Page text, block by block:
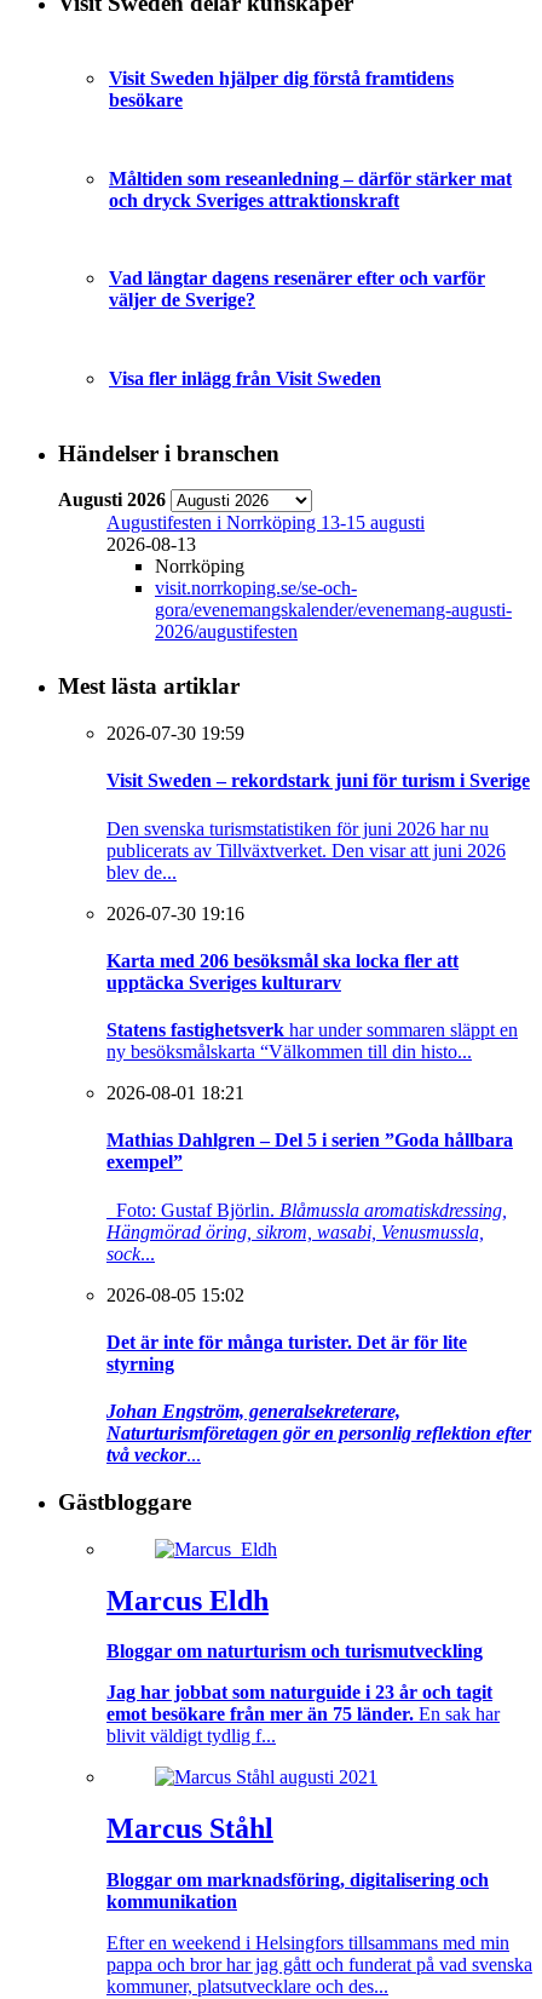
Visit Sweden hjälper dig förstå framtidens
besökare
Måltiden som reseanledning – därför stärker mat
och dryck Sveriges attraktionskraft
Vad längtar dagens resenärer efter och varför
väljer de Sverige?
Visa fler inlägg från Visit Sweden
Händelser i branschen
Augusti 2026
Augustifesten i Norrköping 13-15 augusti
2026-08-13
Norrköping
visit.norrkoping.se/se-och-
gora/evenemangskalender/evenemang-augusti-
2026/augustifesten
Mest lästa artiklar
2026-07-30 19:59
Visit Sweden – rekordstark juni för turism i Sverige
Den svenska turismstatistiken för juni 2026 har nu
publicerats av Tillväxtverket. Den visar att juni 2026
blev de...
2026-07-30 19:16
Karta med 206 besöksmål ska locka fler att
upptäcka Sveriges kulturarv
Statens fastighetsverk har under sommaren släppt en
ny besöksmålskarta “Välkommen till din histo...
2026-08-01 18:21
Mathias Dahlgren – Del 5 i serien ”Goda hållbara
exempel”
Foto: Gustaf Björlin. Blåmussla aromatiskdressing,
Hängmörad öring, sikrom, wasabi, Venusmussla,
sock...
2026-08-05 15:02
Det är inte för många turister. Det är för lite
styrning
Johan Engström, generalsekreterare,
Naturturismföretagen gör en personlig reflektion efter
två veckor...
Gästbloggare
Marcus Eldh
Bloggar om naturturism och turismutveckling
Jag har jobbat som naturguide i 23 år och tagit
emot besökare från mer än 75 länder. En sak har
blivit väldigt tydlig f...
Marcus Ståhl
Bloggar om marknadsföring, digitalisering och
kommunikation
Efter en weekend i Helsingfors tillsammans med min
pappa och bror har jag gått och funderat på vad svenska
kommuner, platsutvecklare och des...